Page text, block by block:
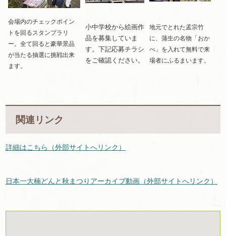
会場内のチェックポイン
トを回るスタンプラリ
ー。全て回ると豪華景品
が当たる抽選に挑戦出来
ます。
小中学校から絵画作
品を募集していま
す。下記応募チラシ
をご確認ください。
地元でとれた孟宗竹
に、蒲生の名物「おか
べ」を入れて無料で来
場者にふるまいます。
関連リンク
詳細はこちら（外部サイトへリンク）
日本一大楠どんと秋まつりアーカイブ動画（外部サイトへリンク）